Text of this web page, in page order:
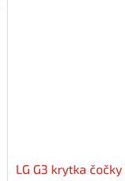
LG G3 krytka